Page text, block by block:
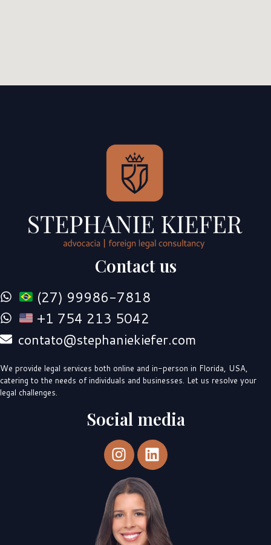
Contact us
(27) 99986-7818
+1 754 213 5042
contato@stephaniekiefer.com
We provide legal services both online and in-person in Florida, USA,
catering to the needs of individuals and businesses. Let us resolve your
legal challenges.
Social media